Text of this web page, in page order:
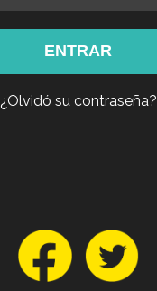
¿Olvidó su contraseña?